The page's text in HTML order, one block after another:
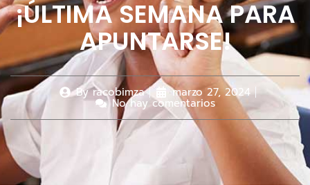
¡ÚLTIMA SEMANA PARA
APUNTARSE!
Byracobimza marzo 27, 2024
No hay comentarios